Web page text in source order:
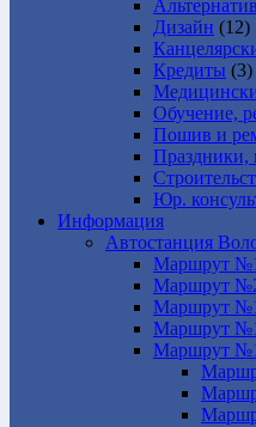
Дизайн (12)
Кредиты (3)
Обучение,
Пошив и
Праздники,
Юр.
Информация
Автостанция
Маршрут
Маршрут
Маршрут
Маршрут
Маршрут